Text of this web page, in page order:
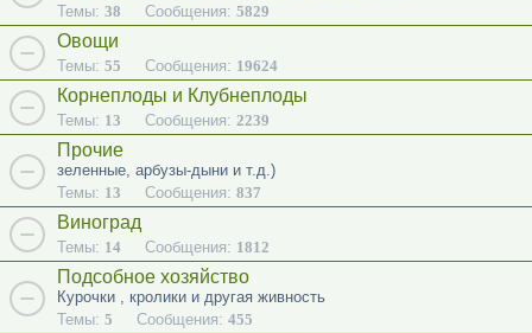
Темы: 38 Сообщения: 5829
Овощи
Темы: 55 Сообщения: 19624
Корнеплоды и Клубнеплоды
Темы: 13 Сообщения: 2239
Прочие
зеленные, арбузы-дыни и т.д.)
Темы: 13 Сообщения: 837
Виноград
Темы: 14 Сообщения: 1812
Подсобное хозяйство
Курочки , кролики и другая живность
Темы: 5 Сообщения: 455